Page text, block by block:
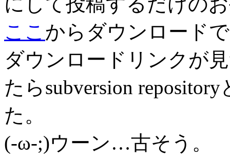
ここ からダウンロード
ダウンロードリンクが
たらsubversion repository
た。
(-ω-;)ウーン…古そう。